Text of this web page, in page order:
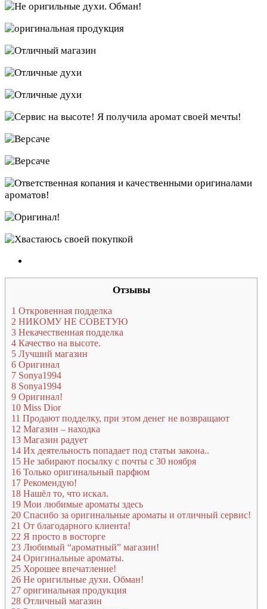
Отзывы
1 Откровенная подделка
2 НИКОМУ НЕ СОВЕТУЮ
3 Некачественная подделка
4 Качество на высоте.
5 Лучший магазин
6 Оригинал
7 Sonya1994
8 Sonya1994
9 Оригинал!
10 Miss Dior
11 Продают подделку, при этом денег не возвращают
12 Магазин – находка
13 Магазин радует
14 Их деятельность попадает под статьи закона..
15 Не забирают посылку с почты с 30 ноября
16 Только оригинальный парфюм
17 Рекомендую!
18 Нашёл то, что искал.
19 Мои любимые ароматы здесь
20 Спасибо за оригинальные ароматы и отличный сервис!
21 От благодарного клиента!
22 Я просто в восторге
23 Любимый “ароматный” магазин!
24 Оригинальные ароматы.
25 Хорошее впечатление!
26 Не оригильные духи. Обман!
27 оригинальная продукция
28 Отличный магазин